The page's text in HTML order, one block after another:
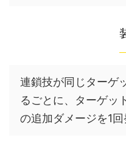
連鎖技が同じターゲ
るごとに、ターゲッ
の追加ダメージを1